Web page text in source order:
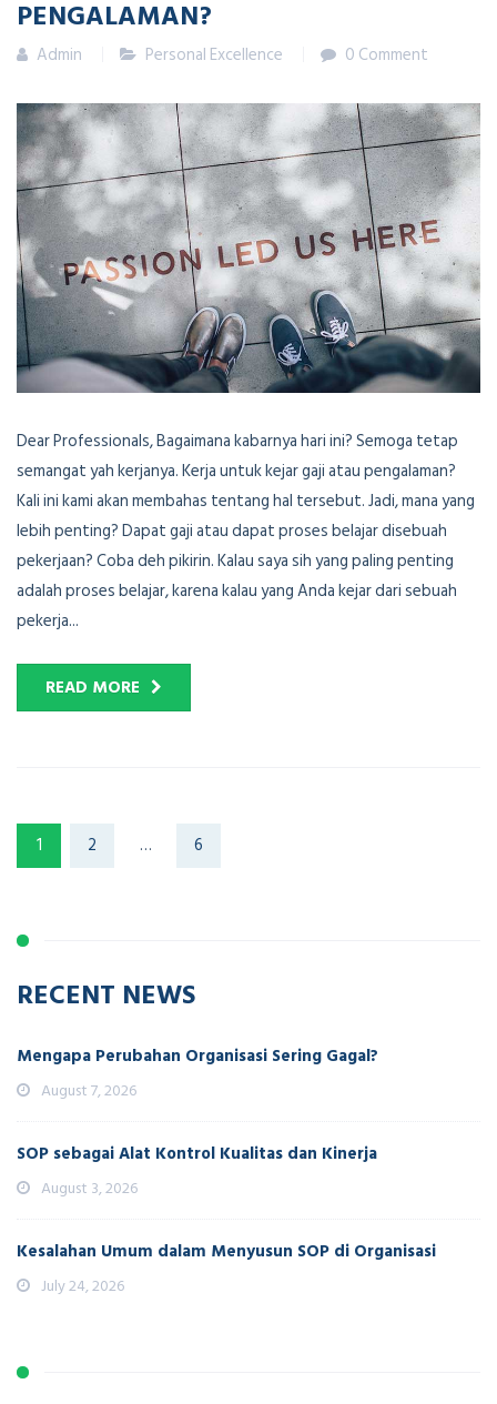
PENGALAMAN?
Admin Personal Excellence 0 Comment
Dear Professionals, Bagaimana kabarnya hari ini? Semoga tetap
semangat yah kerjanya. Kerja untuk kejar gaji atau pengalaman?
Kali ini kami akan membahas tentang hal tersebut. Jadi, mana yang
lebih penting? Dapat gaji atau dapat proses belajar disebuah
pekerjaan? Coba deh pikirin. Kalau saya sih yang paling penting
adalah proses belajar, karena kalau yang Anda kejar dari sebuah
pekerja...
READ MORE
1 2 … 6
RECENT NEWS
Mengapa Perubahan Organisasi Sering Gagal?
August 7, 2026
SOP sebagai Alat Kontrol Kualitas dan Kinerja
August 3, 2026
Kesalahan Umum dalam Menyusun SOP di Organisasi
July 24, 2026